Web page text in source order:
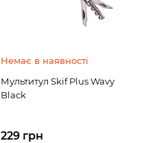
Немає в наявності
Мультитул Skif Plus Wavy
Black
229 грн